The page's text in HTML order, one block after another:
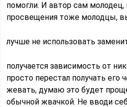
помогли. И автор сам
просвещения тоже молодцы,
лучше не использовать
получается зависимость от
просто перестал получать его
жевать, думаю это будет
обычной жвачкой. Не вводи